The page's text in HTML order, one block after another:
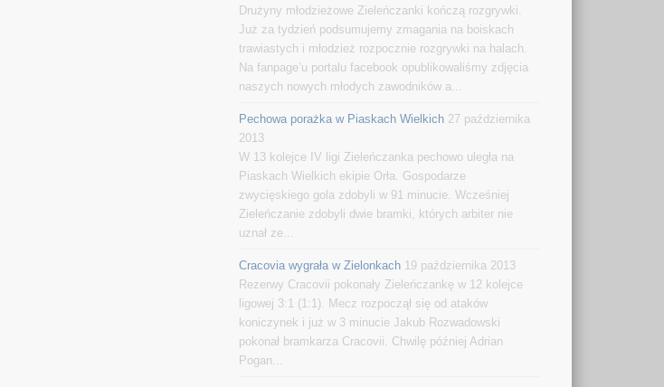
Drużyny młodzieżowe Zieleńczanki kończą rozgrywki.
Już za tydzień podsumujemy zmagania na boiskach
trawiastych i młodzież rozpocznie rozgrywki na halach.
Na fanpage’u portalu facebook opublikowaliśmy zdjęcia
naszych nowych młodych zawodników a...
Pechowa porażka w Piaskach Wielkich 27 października
2013
W 13 kolejce IV ligi Zieleńczanka pechowo uległa na
Piaskach Wielkich ekipie Orła. Gospodarze
zwycięskiego gola zdobyli w 91 minucie. Wcześniej
Zieleńczanie zdobyli dwie bramki, których arbiter nie
uznał ze...
Cracovia wygrała w Zielonkach 19 października 2013
Rezerwy Cracovii pokonały Zieleńczankę w 12 kolejce
ligowej 3:1 (1:1). Mecz rozpoczął się od ataków
koniczynek i już w 3 minucie Jakub Rozwadowski
pokonał bramkarza Cracovii. Chwilę później Adrian
Pogan...